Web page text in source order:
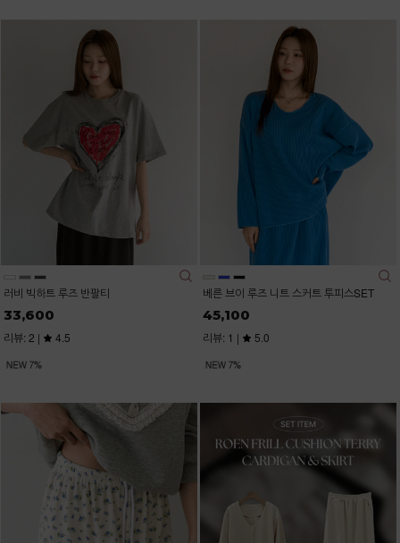
러비 빅하트 루즈 반팔티
33,600
리뷰: 2 | 4.5
베른 브이 루즈 니트 스커트 투피스SET
45,100
리뷰: 1 | 5.0